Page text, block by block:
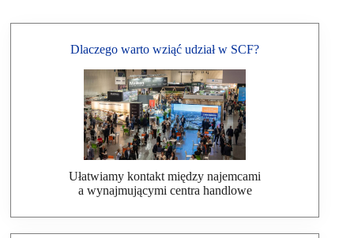
Dlaczego warto wziąć udział w SCF?
Ułatwiamy kontakt między najemcami
a wynajmującymi centra handlowe